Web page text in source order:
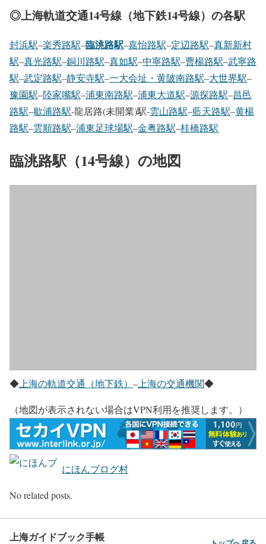
◎上海軌道交通14号線（地下鉄14号線）の各駅
封浜駅–楽秀路駅–臨洮路駅–嘉怡路駅–定辺路駅–真新新村
駅–真光路駅–銅川路駅–真如駅–中寧路駅–曹楊路駅–武寧路
駅–武定路駅–静安寺駅–一大会址・黄陂南路駅–大世界駅–
豫園駅–陸家嘴駅–浦東南路駅–浦東大道駅–源探路駅–昌邑
路駅–歇浦路駅-龍居路(未開業)駅-雲山路駅–藍天路駅–黄楊
路駅–雲順路駅–浦東足球場駅–金粤路駅–桂橋路駅
臨洮路駅（14号線）の地図
◆ 上海の軌道交通（地下鉄） – 上海の交通機関◆
（地図が表示されない場合はVPN利用を推奨します。）
にほんブログ村
No related posts.
上海ガイドブック手帳